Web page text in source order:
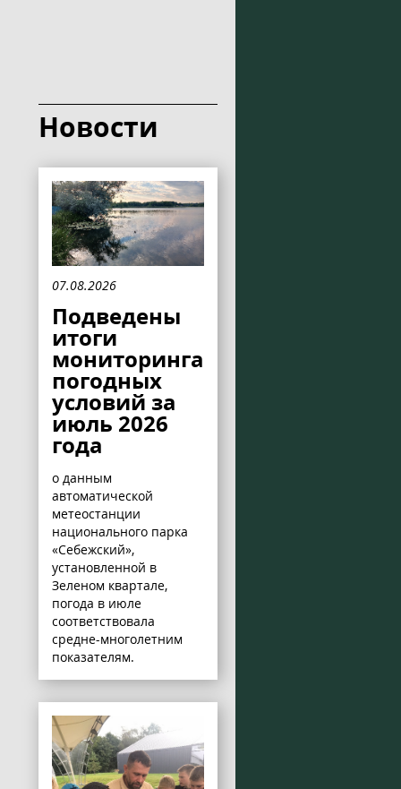
Новости
07.08.2026
Подведены
итоги
мониторинга
погодных
условий за
июль 2026
года
о данным
автоматической
метеостанции
национального парка
«Себежский»,
установленной в
Зеленом квартале,
погода в июле
соответствовала
средне-многолетним
показателям.